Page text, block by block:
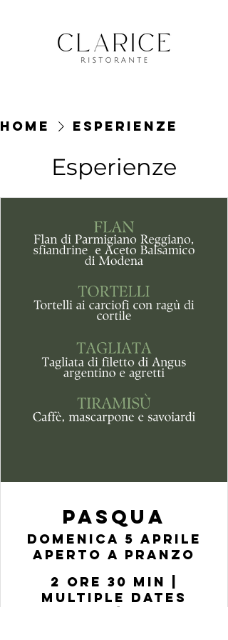
Home Esperienze
Esperienze
PASQUA
Domenica 5 Aprile
aperto a pranzo
2 ore 30 min
multiple dates
50,00 € / ospite